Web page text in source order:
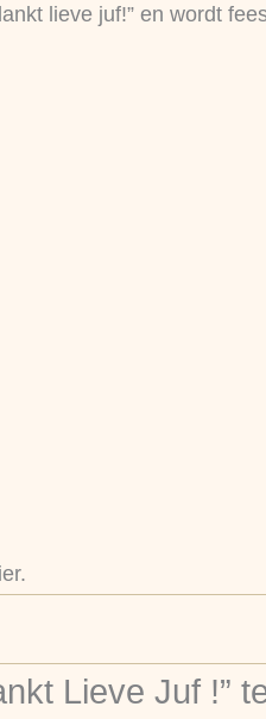
lieve juf!” en wordt
Lieve Juf !”